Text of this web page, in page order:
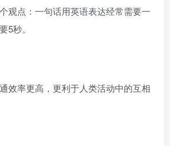
观点：一句话用英语表达经常需要一
5秒。
效率更高，更利于人类活动中的互相